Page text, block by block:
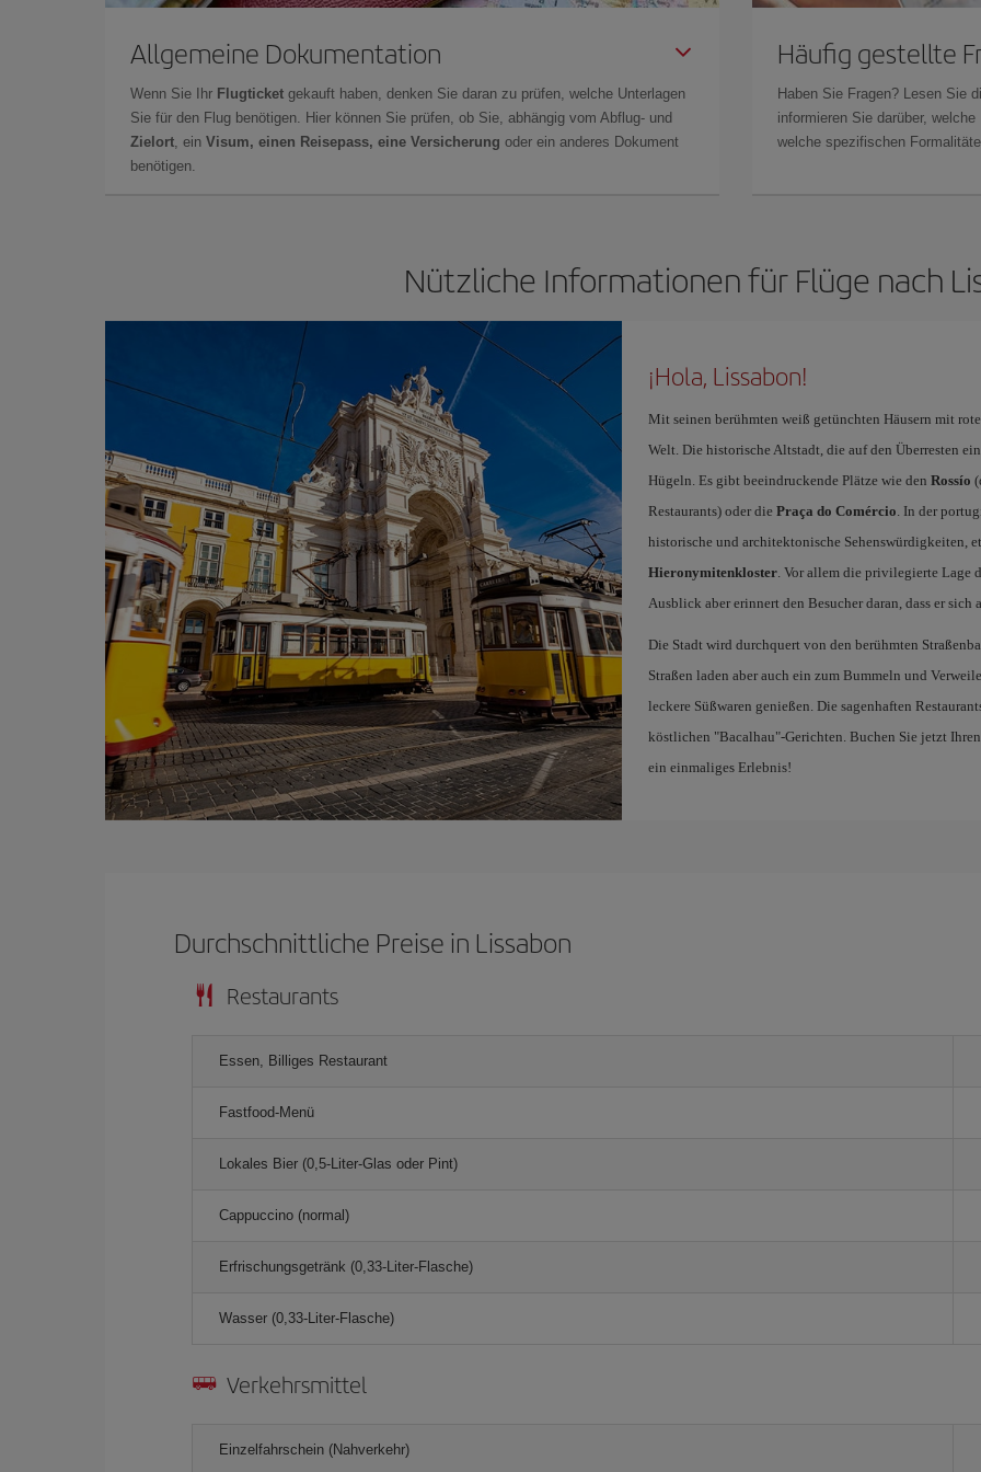
Allgemeine Dokumentation
Wenn Sie Ihr Flugticket gekauft haben, denken Sie daran zu prüfen, welche Unterlagen
Sie für den Flug benötigen. Hier können Sie prüfen, ob Sie, abhängig vom Abflug- und
Zielort, ein Visum, einen Reisepass, eine Versicherung oder ein anderes Dokument
benötigen.
Häufig gestellte
Haben Sie Fragen? Lesen Sie
informieren Sie darüber,
welche spezifischen
Nützliche Informationen für Flüge nach
¡Hola, Lissabon!
Mit seinen berühmten weiß getünchten Häusern mit
Welt. Die historische Altstadt, die auf den Überresten
Hügeln. Es gibt beeindruckende Plätze wie den Rossío
Restaurants) oder die Praça do Comércio. In der
historische und architektonische Sehenswürdigkeiten,
Hieronymitenkloster. Vor allem die privilegierte Lage
Ausblick aber erinnert den Besucher daran, dass er sich
Die Stadt wird durchquert von den berühmten
Straßen laden aber auch ein zum Bummeln und
leckere Süßwaren genießen. Die sagenhaften
köstlichen "Bacalhau"-Gerichten. Buchen Sie jetzt
ein einmaliges Erlebnis!
Durchschnittliche Preise in Lissabon
Restaurants
Essen, Billiges Restaurant
Fastfood-Menü
Lokales Bier (0,5-Liter-Glas oder Pint)
Cappuccino (normal)
Erfrischungsgetränk (0,33-Liter-Flasche)
Wasser (0,33-Liter-Flasche)
Verkehrsmittel
Einzelfahrschein (Nahverkehr)